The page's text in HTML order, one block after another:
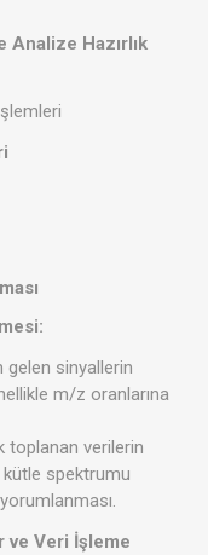
Analize Hazırlık
gelen sinyallerin
m/z oranlarına
toplanan verilerin
spektrumu
ve Veri İşleme